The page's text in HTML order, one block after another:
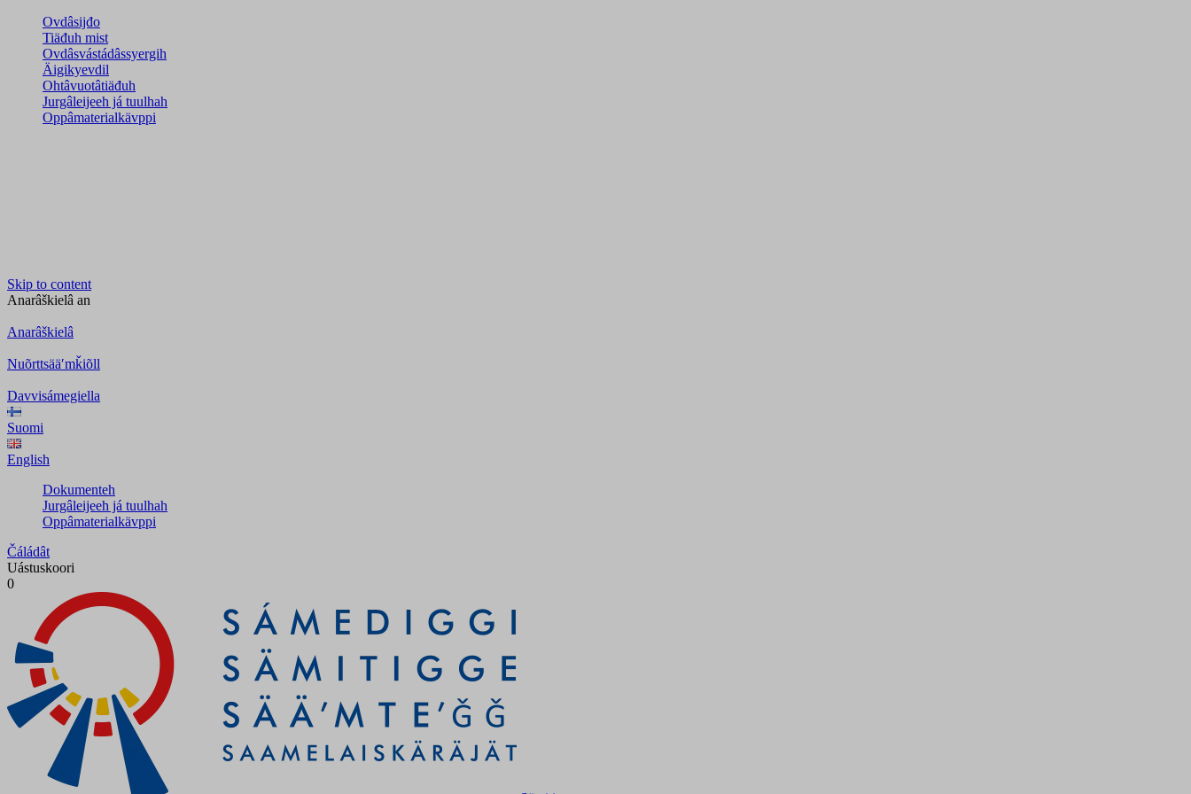
Ovdâsijđo
Tiäđuh mist
Ovdâsvástádâssyergih
Äigikyevdil
Ohtâvuotâtiäđuh
Jurgâleijeeh já tuulhah
Oppâmaterialkävppi
Skip to content
Anarâškielâ an
Anarâškielâ
Nuõrttsääʹmǩiõll
Davvisámegiella
Suomi
English
Dokumenteh
Jurgâleijeeh já tuulhah
Oppâmaterialkävppi
Čáládât
Uástuskoori
0